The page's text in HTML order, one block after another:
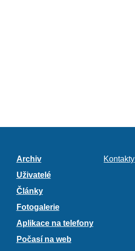
Archiv
Uživatelé
Články
Fotogalerie
Aplikace na telefony
Počasí na web
Kontakty